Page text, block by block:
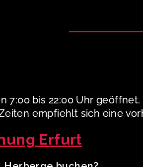
7:00 bis 22:00 Uhr
empfiehlt sich eine
Erfurt